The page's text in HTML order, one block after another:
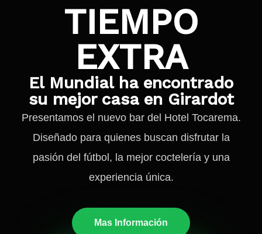
TIEMPO
EXTRA
El Mundial ha encontrado
su mejor casa en Girardot
Presentamos el nuevo bar del Hotel Tocarema.
Diseñado para quienes buscan disfrutar la
pasión del fútbol, la mejor coctelería y una
experiencia única.
Mas Información